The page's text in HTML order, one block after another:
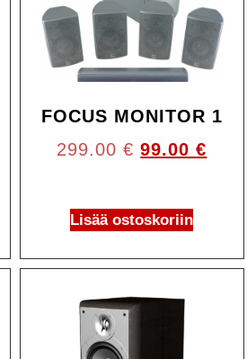
FOCUS MONITOR 1
299.00€ 99.00€
Lisää ostoskoriin